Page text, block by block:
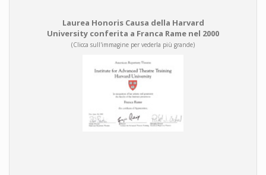
Laurea Honoris Causa della Harvard
University conferita a Franca Rame nel 2000
(Clicca sull'immagine per vederla più grande)